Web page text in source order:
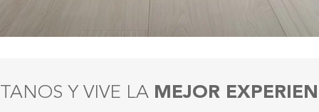
Y VIVE LA MEJOR